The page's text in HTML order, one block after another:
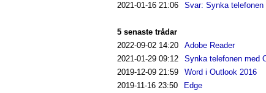
2021-01-1621:06 Svar: Synka telefonen
5 senaste trådar
2022-09-02 14:20
Adobe Reader
2021-01-2909:12
Synka telefonen med
2019-12-0921:59
Word i Outlook 2016
2019-11-1623:50 Edge